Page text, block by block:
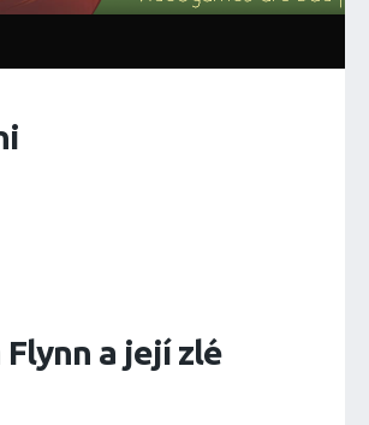
a její zlé